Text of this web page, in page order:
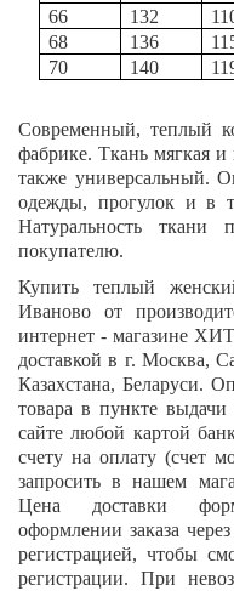
66
132
68
136
70
140
Современный, теплый
фабрике. Ткань мягкая
также универсальный.
одежды, прогулок и в
Натуральность ткани
покупателю.
Купить теплый
Иваново от
интернет - магазине
доставкой в г. Москва,
Казахстана, Беларуси.
товара в пункте
сайте любой картой
счету на оплату (счет
запросить в нашем
Цена доставки
оформлении заказа
регистрацией, чтобы
регистрации. При